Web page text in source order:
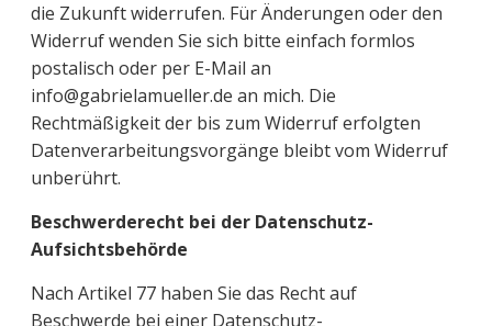
die Zukunft widerrufen. Für Änderungen oder den
Widerruf wenden Sie sich bitte einfach formlos
postalisch oder per E-Mail an
info@gabrielamueller.de an mich. Die
Rechtmäßigkeit der bis zum Widerruf erfolgten
Datenverarbeitungsvorgänge bleibt vom Widerruf
unberührt.
Beschwerderecht bei der Datenschutz-
Aufsichtsbehörde
Nach Artikel 77 haben Sie das Recht auf
Beschwerde bei einer Datenschutz-